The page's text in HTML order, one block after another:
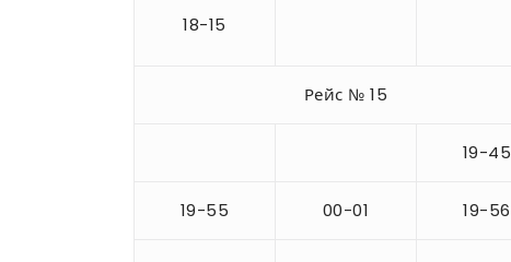
18-15
Рейс № 15
19-45
19-55 00-01 19-56